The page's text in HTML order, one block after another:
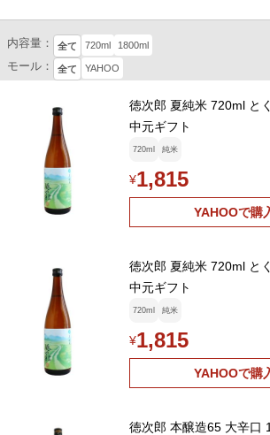
内容量： 全て 720ml 1800ml
モール： 全て YAHOO
徳次郎 夏純米 720ml と
中元ギフト
720ml 純米
¥1,815
YAHOOで購
徳次郎 夏純米 720ml と
中元ギフト
720ml 純米
¥1,815
YAHOOで購
徳次郎 本醸造65 大辛口